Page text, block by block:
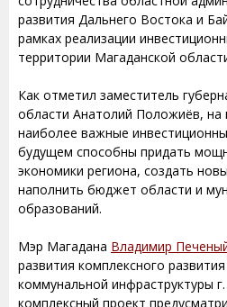
развития Дальнего Востока и
рамках реализации
территории Магаданской
Как отметил заместитель
области Анатолий Положиёв, на
наиболее важные
будущем способны придать
экономики региона, создать
наполнить бюджет области и
образований.
Мэр Магадана Владимир
развития комплексного
коммунальной инфраструктуры
комплексный проект